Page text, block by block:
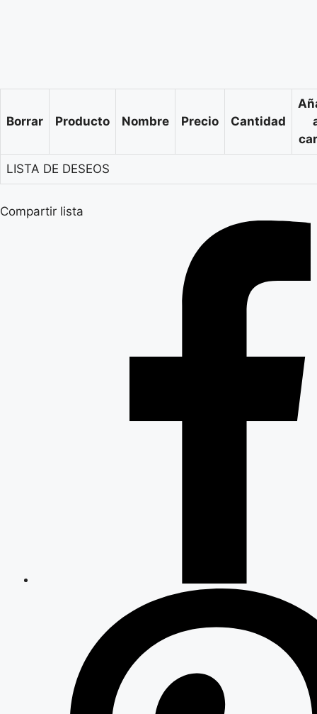
Borrar Producto Nombre Precio Cantidad
LISTA DE DESEOS
Compartir lista